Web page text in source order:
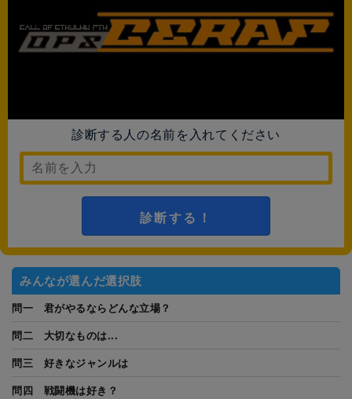
診断する人の名前を入れてください
診断する！
みんなが選んだ選択肢
問一 君がやるならどんな立場？
問二 大切なものは...
問三 好きなジャンルは
問四 戦闘機は好き？